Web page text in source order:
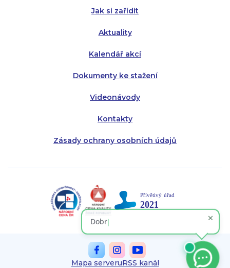
Jak si zařídit
Aktuality
Kalendář akcí
Dokumenty ke stažení
Videonávody
Kontakty
Zásady ochrany osobních údajů
Mapa serveruRSS kanál